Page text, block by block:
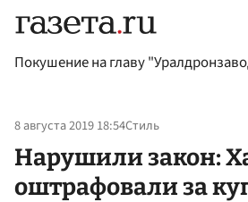
Покушение на главу
8 августа 2019 18:54Стиль
Нарушили закон:
оштрафовали за